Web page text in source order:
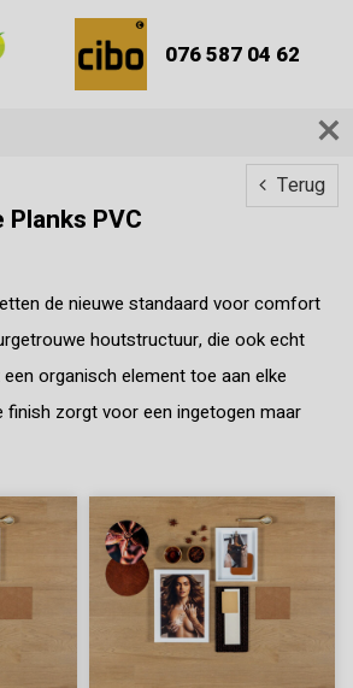
076 587 04 62
Terug
PVC
de nieuwe standaard voor comfort
houtstructuur, die ook echt
organisch element toe aan elke
finish zorgt voor een ingetogen maar